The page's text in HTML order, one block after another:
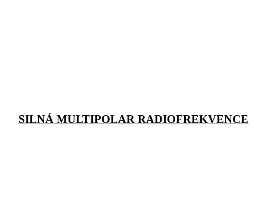
SILNÁ MULTIPOLAR RADIOFREKVENCE